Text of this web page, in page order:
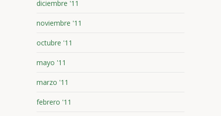
diciembre '11
noviembre '11
octubre '11
mayo '11
marzo '11
febrero '11